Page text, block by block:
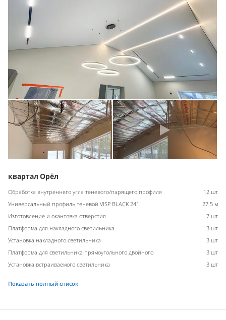
квартал Орёл
Обработка внутреннего угла теневого/парящего профиля
12 шт
Универсальный профиль теневой VISP BLACK 241
27.5 м
Изготовление и окантовка отверстия
7 шт
Платформа для накладного светильника
3 шт
Установка накладного светильника
3 шт
Платформа для светильника прямоугольного двойного
3 шт
Установка встраиваемого светильника
3 шт
Показать полный список